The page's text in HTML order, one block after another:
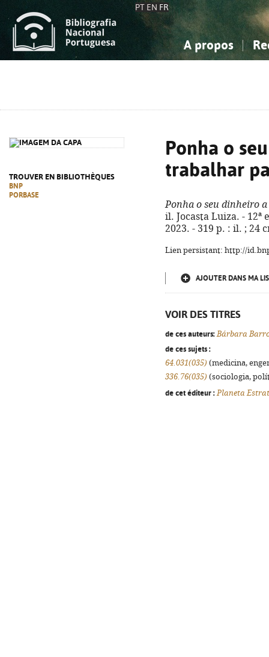
PT EN FR
A propos
TROUVER EN BIBLIOTHÈQUES
BNP
PORBASE
Ponha o
trabalhar
Ponha o seu dinheiro
il. Jocasta Luiza. - 12ª
2023. - 319 p. : il. ; 24
Lien persistant: http://
AJOUTER DANS MA
VOIR DES TITRES
de ces auteurs: Bárbara
de ces sujets :
64.031(035) (medicina,
336.76(035) (sociologia,
de cet éditeur : Planeta